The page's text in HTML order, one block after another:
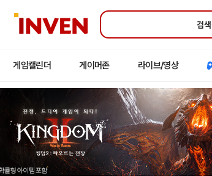
인
게임캘린더 게이머존 라이브/영상